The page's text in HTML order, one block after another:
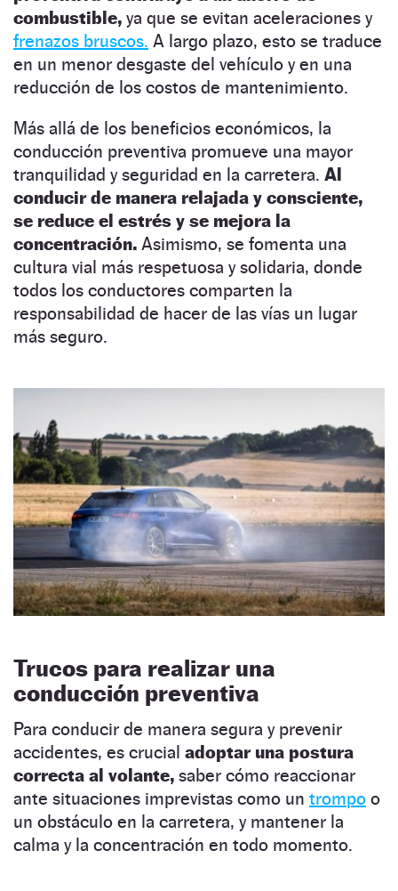
combustible, ya que se evitan aceleraciones y
frenazos bruscos. A largo plazo, esto se traduce
en un menor desgaste del vehículo y en una
reducción de los costos de mantenimiento.
Más allá de los beneficios económicos, la
conducción preventiva promueve una mayor
tranquilidad y seguridad en la carretera. Al
conducir de manera relajada y consciente,
se reduce el estrés y se mejora la
concentración. Asimismo, se fomenta una
cultura vial más respetuosa y solidaria, donde
todos los conductores comparten la
responsabilidad de hacer de las vías un lugar
más seguro.
Trucos para realizar una
conducción preventiva
Para conducir de manera segura y prevenir
accidentes, es crucial adoptar una postura
correcta al volante, saber cómo reaccionar
ante situaciones imprevistas como un trompo o
un obstáculo en la carretera, y mantener la
calma y la concentración en todo momento.